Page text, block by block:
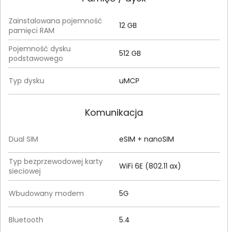
Zainstalowana pojemność
pamięci RAM
12 GB
Pojemność dysku
podstawowego
512 GB
Typ dysku uMCP
Komunikacja
Dual SIM eSIM + nanoSIM
Typ bezprzewodowej karty
sieciowej
WiFi 6E (802.11 ax)
Wbudowany modem 5G
Bluetooth 5.4